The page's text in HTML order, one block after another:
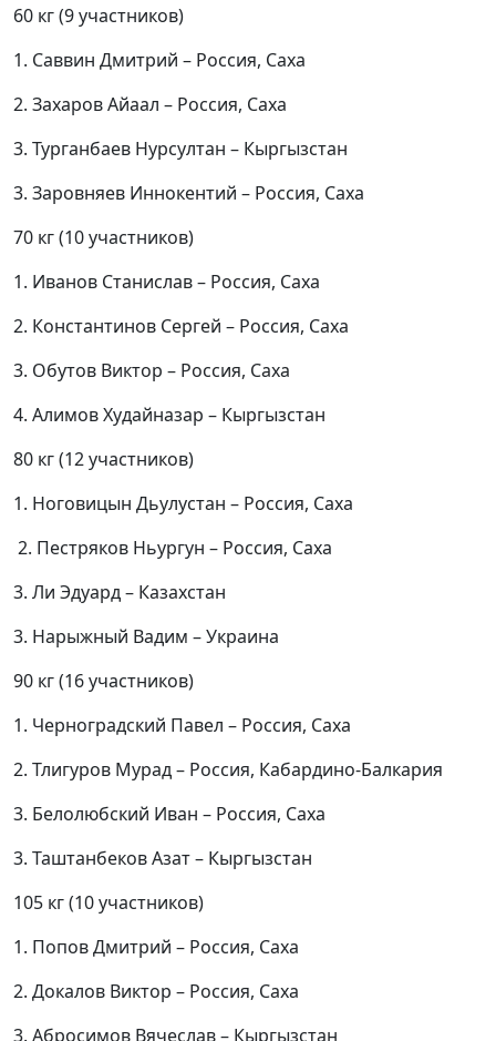
60 кг (9 участников)
1. Саввин Дмитрий – Россия, Саха
2. Захаров Айаал – Россия, Саха
3. Турганбаев Нурсултан – Кыргызстан
3. Заровняев Иннокентий – Россия, Саха
70 кг (10 участников)
1. Иванов Станислав – Россия, Саха
2. Константинов Сергей – Россия, Саха
3. Обутов Виктор – Россия, Саха
4. Алимов Худайназар – Кыргызстан
80 кг (12 участников)
1. Ноговицын Дьулустан – Россия, Саха
2. Пестряков Ньургун – Россия, Саха
3. Ли Эдуард – Казахстан
3. Нарыжный Вадим – Украина
90 кг (16 участников)
1. Черноградский Павел – Россия, Саха
2. Тлигуров Мурад – Россия, Кабардино-Балкария
3. Белолюбский Иван – Россия, Саха
3. Таштанбеков Азат – Кыргызстан
105 кг (10 участников)
1. Попов Дмитрий – Россия, Саха
2. Докалов Виктор – Россия, Саха
3. Абросимов Вячеслав – Кыргызстан